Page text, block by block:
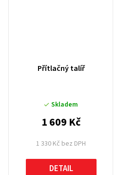
Přítlačný talíř
Skladem
1 330 Kč bez DPH
1 609 Kč
DETAIL